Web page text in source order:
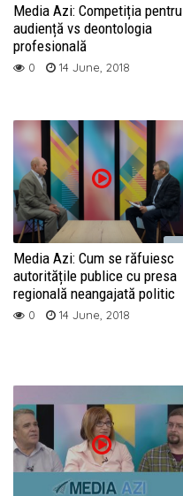
Media Azi: Competiția pentru
audiență vs deontologia
profesională
0 14 June, 2018
Media Azi: Cum se răfuiesc
autoritățile publice cu presa
regională neangajată politic
0 14 June, 2018